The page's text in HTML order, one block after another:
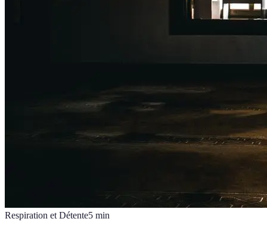
Respiration et Détente5 min